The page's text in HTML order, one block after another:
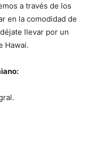
a través de los
en la comodidad de
llevar por un
Hawai.